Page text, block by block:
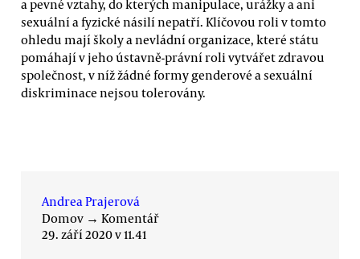
a pevné vztahy, do kterých manipulace, urážky a ani
sexuální a fyzické násilí nepatří. Klíčovou roli v tomto
ohledu mají školy a nevládní organizace, které státu
pomáhají v jeho ústavně-právní roli vytvářet zdravou
společnost, v níž žádné formy genderové a sexuální
diskriminace nejsou tolerovány.
Andrea Prajerová
Domov → Komentář
29. září 2020 v 11.41